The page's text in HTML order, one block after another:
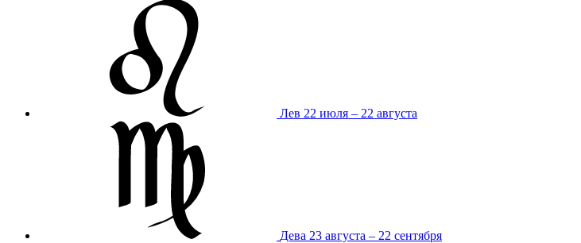
Лев 22 июля – 22 августа
Дева 23 августа – 22 сентября